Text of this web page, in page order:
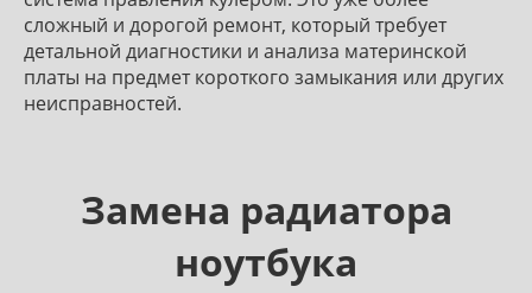
сложный и дорогой ремонт, который требует
детальной диагностики и анализа материнской
платы на предмет короткого замыкания или других
неисправностей.
Замена радиатора
ноутбука